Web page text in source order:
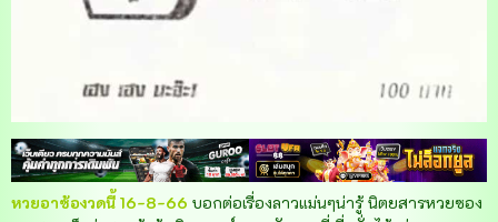
หวยอาซ้องวดนี้ 16-8-66 บอกต่อเรื่องลาวแม่นๆน่ารู้ นิตยสารหวยซอง